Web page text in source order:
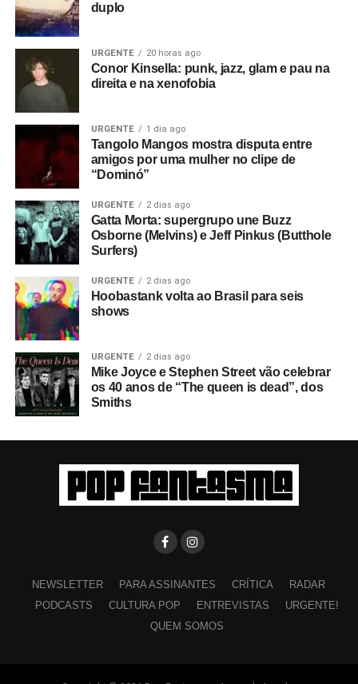
duplo
URGENTE 20 horas ago
Conor Kinsella: punk, jazz, glam e pau na
direita e na xenofobia
URGENTE 1 dia ago
Tangolo Mangos mostra disputa entre
amigos por uma mulher no clipe de
“Dominó”
URGENTE 2 dias ago
Gatta Morta: supergrupo une Buzz
Osborne (Melvins) e Jeff Pinkus (Butthole
Surfers)
URGENTE 2 dias ago
Hoobastank volta ao Brasil para seis
shows
URGENTE 2 dias ago
Mike Joyce e Stephen Street vão celebrar
os 40 anos de “The queen is dead”, dos
Smiths
NEWSLETTER PARA ASSINANTES CRÍTICA
RADAR
PODCASTS
CULTURA POP ENTREVISTAS
URGENTE!
QUEM SOMOS